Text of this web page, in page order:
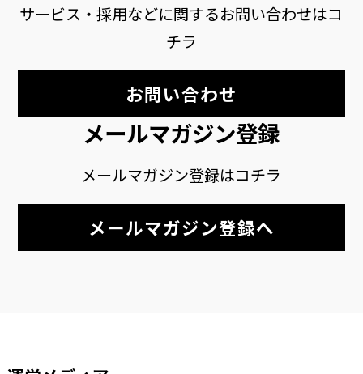
サービス・採用などに関するお問い合わせはコ
チラ
お問い合わせ
メールマガジン登録
メールマガジン登録はコチラ
メールマガジン登録へ